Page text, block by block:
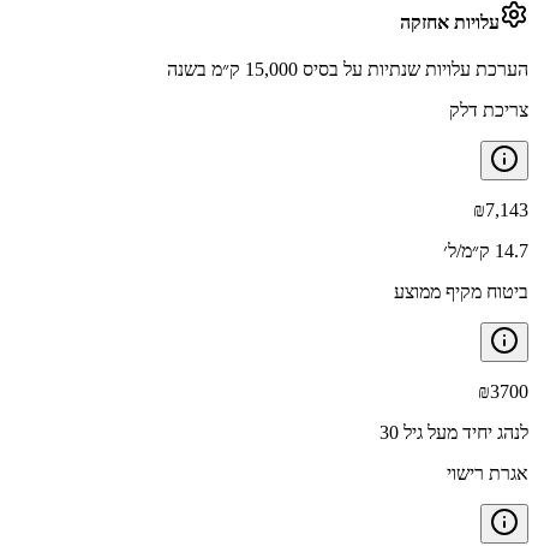
עלויות אחזקה
הערכת עלויות שנתיות על בסיס 15,000 ק״מ בשנה
צריכת דלק
₪7,143
14.7 ק״מ/ל׳
ביטוח מקיף ממוצע
₪3700
לנהג יחיד מעל גיל 30
אגרת רישוי